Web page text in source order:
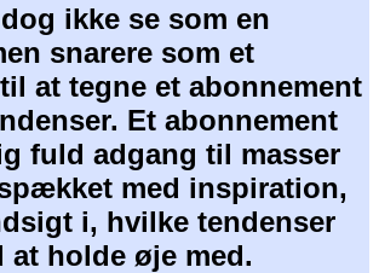
ikke se som en
snarere som et
at tegne et abonnement
Et abonnement
fuld adgang til masser
med inspiration,
i, hvilke tendenser
holde øje med.